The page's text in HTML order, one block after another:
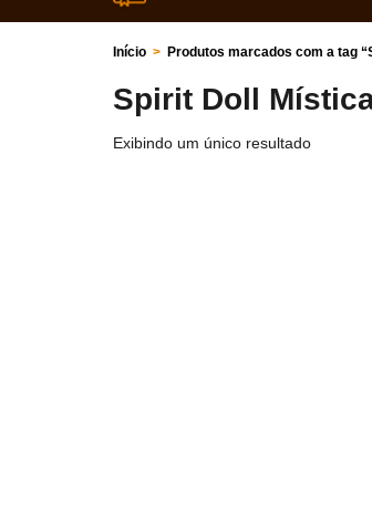
Início > Produtos marcados com a tag
Spirit Doll
Exibindo um único resultado